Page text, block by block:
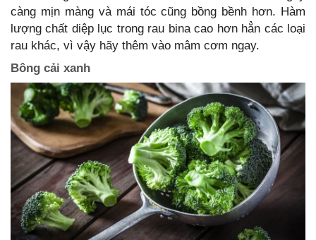
càng mịn màng và mái tóc cũng bồng bềnh hơn. Hàm
lượng chất diệp lục trong rau bina cao hơn hẳn các loại
rau khác, vì vậy hãy thêm vào mâm cơm ngay.
Bông cải xanh